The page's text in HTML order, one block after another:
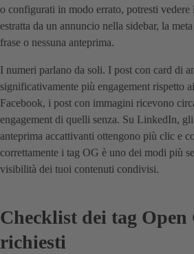
o configurati in modo errato, potresti vedere
estratta da un annuncio nella sidebar, la
frase o nessuna anteprima.
I numeri parlano da soli. I post con card di
significativamente più engagement rispetto
Facebook, i post con immagini ricevono
engagement di quelli senza. Su LinkedIn,
anteprima accattivanti ottengono più clic e
correttamente i tag OG è uno dei modi più
visibilità dei tuoi contenuti condivisi.
Checklist dei tag Open
richiesti